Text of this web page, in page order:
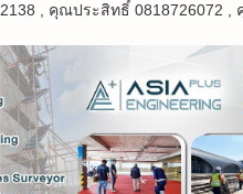
, คุณประสิทธิ์ 0818726072 ,